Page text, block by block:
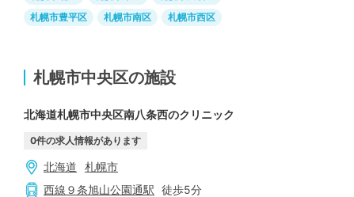
札幌市豊平区
札幌市南区 札幌市西区
札幌市中央区の施設
北海道札幌市中央区南八条西のクリニック
0件の求人情報があります
北海道
札幌市
西線９条旭山公園通駅 徒歩5分